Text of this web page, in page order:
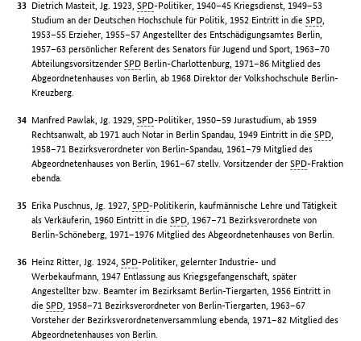
Dietrich Masteit, Jg. 1923,SPD-Politiker, 1940–45 Kriegsdienst, 1949–53
Studium an der Deutschen Hochschule für Politik, 1952 Eintritt in dieSPD
1953–55 Erzieher, 1955–57 Angestellter des Entschädigungsamtes Berlin,
1957–63 persönlicher Referent des Senators für Jugend und Sport, 1963–70
AbteilungsvorsitzenderSPD Berlin-Charlottenburg, 1971–86 Mitglied des
Abgeordnetenhauses von Berlin, ab 1968 Direktor der Volkshochschule Berlin-
Kreuzberg.
Manfred Pawlak, Jg. 1929,SPD-Politiker, 1950–59 Jurastudium, ab 1959
Rechtsanwalt, ab 1971 auch Notar in Berlin Spandau, 1949 Eintritt in dieSPD
1958–71 Bezirksverordneter von Berlin-Spandau, 1961–79 Mitglied des
Abgeordnetenhauses von Berlin, 1961–67 stellv. Vorsitzender derSPD-Fraktion
ebenda.
Erika Puschnus, Jg. 1927,SPD-Politikerin, kaufmännische Lehre und Tätigkeit
als Verkäuferin, 1960 Eintritt in dieSPD , 1967–71 Bezirksverordnete von
Berlin-Schöneberg, 1971–1976 Mitglied des Abgeordnetenhauses von Berlin.
Heinz Ritter, Jg. 1924,SPD-Politiker, gelernter Industrie- und
Werbekaufmann, 1947 Entlassung aus Kriegsgefangenschaft, später
Angestellter bzw. Beamter im Bezirksamt Berlin-Tiergarten, 1956 Eintritt in
dieSPD , 1958–71 Bezirksverordneter von Berlin-Tiergarten, 1963–67
Vorsteher der Bezirksverordnetenversammlung ebenda, 1971–82 Mitglied des
Abgeordnetenhauses von Berlin.